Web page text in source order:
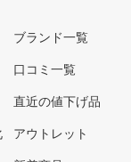
ブランド一覧
口コミ一覧
直近の値下げ品
アウトレット